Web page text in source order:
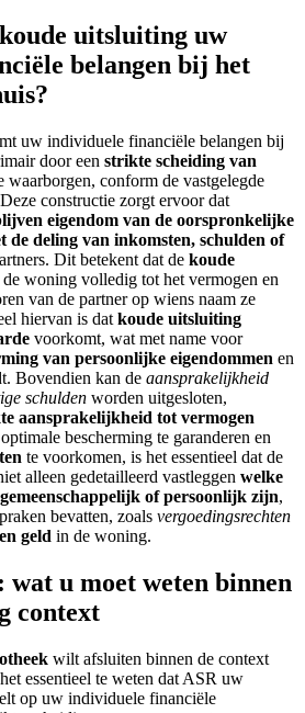
uitsluiting uw
belangen bij het
uw individuele financiële belangen bij
door een strikte scheiding van
waarborgen, conform de vastgelegde
constructie zorgt ervoor dat
eigendom van de oorspronkelijke
de deling van inkomsten, schulden of
Dit betekent dat de koude
de woning volledig tot het vermogen en
van de partner op wiens naam ze
hiervan is dat koude uitsluiting
voorkomt, wat met name voor
van persoonlijke eigendommen en
Bovendien kan de aansprakelijkheid
schulden worden uitgesloten,
aansprakelijkheid tot vermogen
bescherming te garanderen en
te voorkomen, is het essentieel dat de
alleen gedetailleerd vastleggen welke
of persoonlijk zijn,
bevatten, zoals vergoedingsrechten
geld in de woning.
wat u moet weten binnen
context
wilt afsluiten binnen de context
essentieel te weten dat ASR uw
op uw individuele financiële